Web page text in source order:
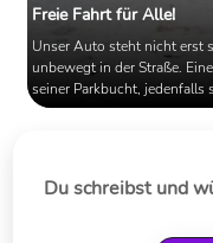
Freie Fahrt für Alle!
Unser Auto steht nicht erst
unbewegt in der Straße.
seiner Parkbucht, jedenfalls
Du schreibst und